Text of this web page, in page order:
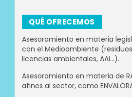
QUÉ OFRECEMOS
Asesoramiento en materia
con el Medioambiente
licencias ambientales, AAI...).
Asesoramiento en materia de
afines al sector, como